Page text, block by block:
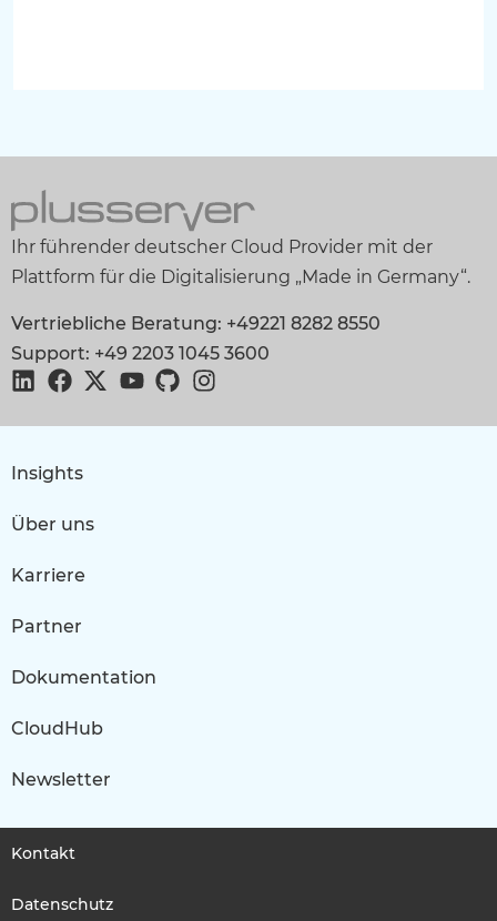
Ihr führender deutscher Cloud Provider mit der
Plattform für die Digitalisierung „Made in Germany“.
Vertriebliche Beratung: +49221 8282 8550
Support: +49 2203 1045 3600
Insights
Über uns
Karriere
Partner
Dokumentation
CloudHub
Newsletter
Kontakt
Datenschutz